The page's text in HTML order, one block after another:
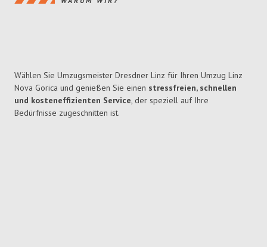
Wählen Sie Umzugsmeister Dresdner Linz für Ihren Umzug Linz
Nova Gorica und genießen Sie einen stressfreien, schnellen
und kosteneffizienten Service, der speziell auf Ihre
Bedürfnisse zugeschnitten ist.